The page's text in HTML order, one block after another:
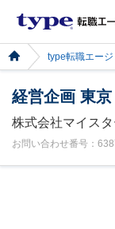
type転職エー
経営企画 東京
株式会社マイス
お問い合わせ番号：